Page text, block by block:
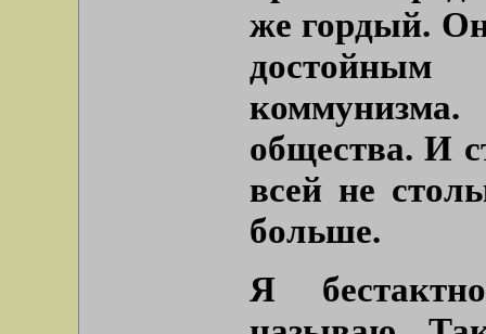
же гордый. Он
достойным
общества. И
всей не
больше.
Я